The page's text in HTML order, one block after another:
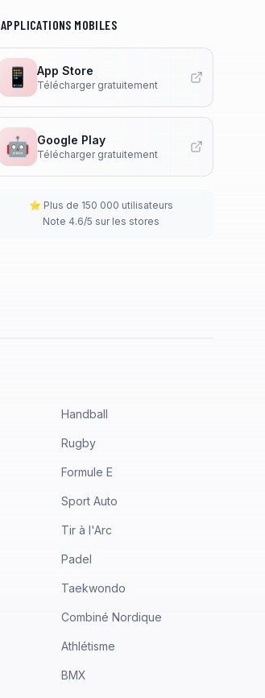
APPLICATIONS MOBILES
📱 App Store
Télécharger gratuitement
🤖 Google Play
Télécharger gratuitement
⭐ Plus de 150 000 utilisateurs
Note 4.6/5 sur les stores
Handball
Rugby
Formule E
Sport Auto
Tir à l'Arc
Padel
Taekwondo
Combiné Nordique
Athlétisme
BMX